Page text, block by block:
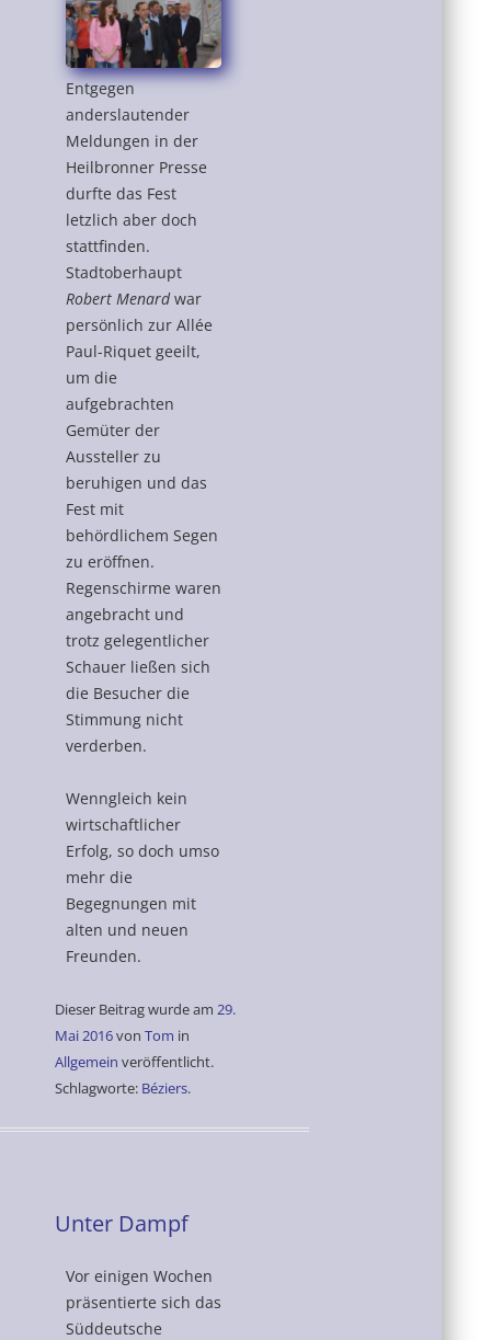
Entgegen
anderslautender
Meldungen in der
Heilbronner Presse
durfte das Fest
letzlich aber doch
stattfinden.
Stadtoberhaupt
Robert Menardwar
persönlich zur Allée
Paul-Riquet geeilt,
um die
aufgebrachten
Gemüter der
Aussteller zu
beruhigen und das
Fest mit
behördlichem Segen
zu eröffnen.
Regenschirme waren
angebracht und
trotz gelegentlicher
Schauer ließen sich
die Besucher die
Stimmung nicht
verderben.
Wenngleich kein
wirtschaftlicher
Erfolg, so doch umso
mehr die
Begegnungen mit
alten und neuen
Freunden.
Dieser Beitrag wurde am 29.
Mai 2016von Tom in
Allgemein veröffentlicht.
Schlagworte: Béziers.
Unter Dampf
Vor einigen Wochen
präsentierte sich das
Süddeutsche